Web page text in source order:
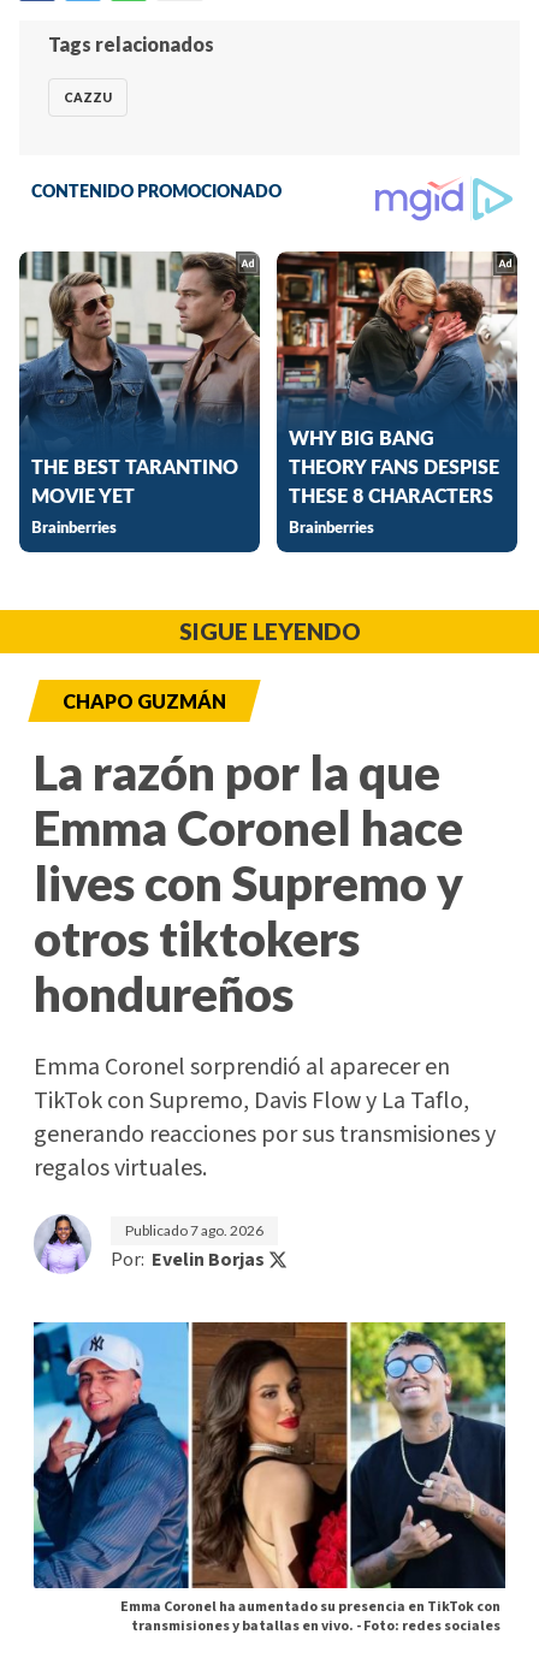
Tags relacionados
CAZZU
SIGUE LEYENDO
CHAPO GUZMÁN
La razón por la que
Emma Coronel hace
lives con Supremo y
otros tiktokers
hondureños
Emma Coronel sorprendió al aparecer en
TikTok con Supremo, Davis Flow y La Taflo,
generando reacciones por sus transmisiones y
regalos virtuales.
Publicado7 ago. 2026
Por: Evelin Borjas
Emma Coronel ha aumentado su presencia en TikTok con
transmisiones y batallas en vivo. -Foto: redes sociales